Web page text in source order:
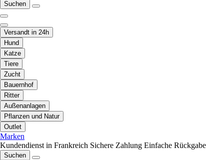
Suchen
Versandt in 24h
Hund
Katze
Tiere
Zucht
Bauernhof
Ritter
Außenanlagen
Pflanzen und Natur
Outlet
Marken
Kundendienst in Frankreich Sichere Zahlung Einfache Rückgabe
Suchen